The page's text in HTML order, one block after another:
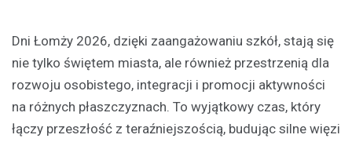
Dni Łomży 2026, dzięki zaangażowaniu szkół, stają się
nie tylko świętem miasta, ale również przestrzenią dla
rozwoju osobistego, integracji i promocji aktywności
na różnych płaszczyznach. To wyjątkowy czas, który
łączy przeszłość z teraźniejszością, budując silne więzi